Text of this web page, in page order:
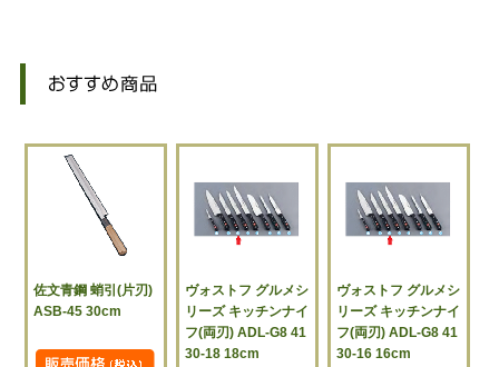
佐文青鋼 蛸引(片刃)
ASB-45 30cm
ヴォストフ グルメシ
リーズ キッチンナイ
フ(両刃) ADL-G8 41
30-18 18cm
ヴォストフ グルメシ
リーズ キッチンナイ
フ(両刃) ADL-G8 41
30-16 16cm